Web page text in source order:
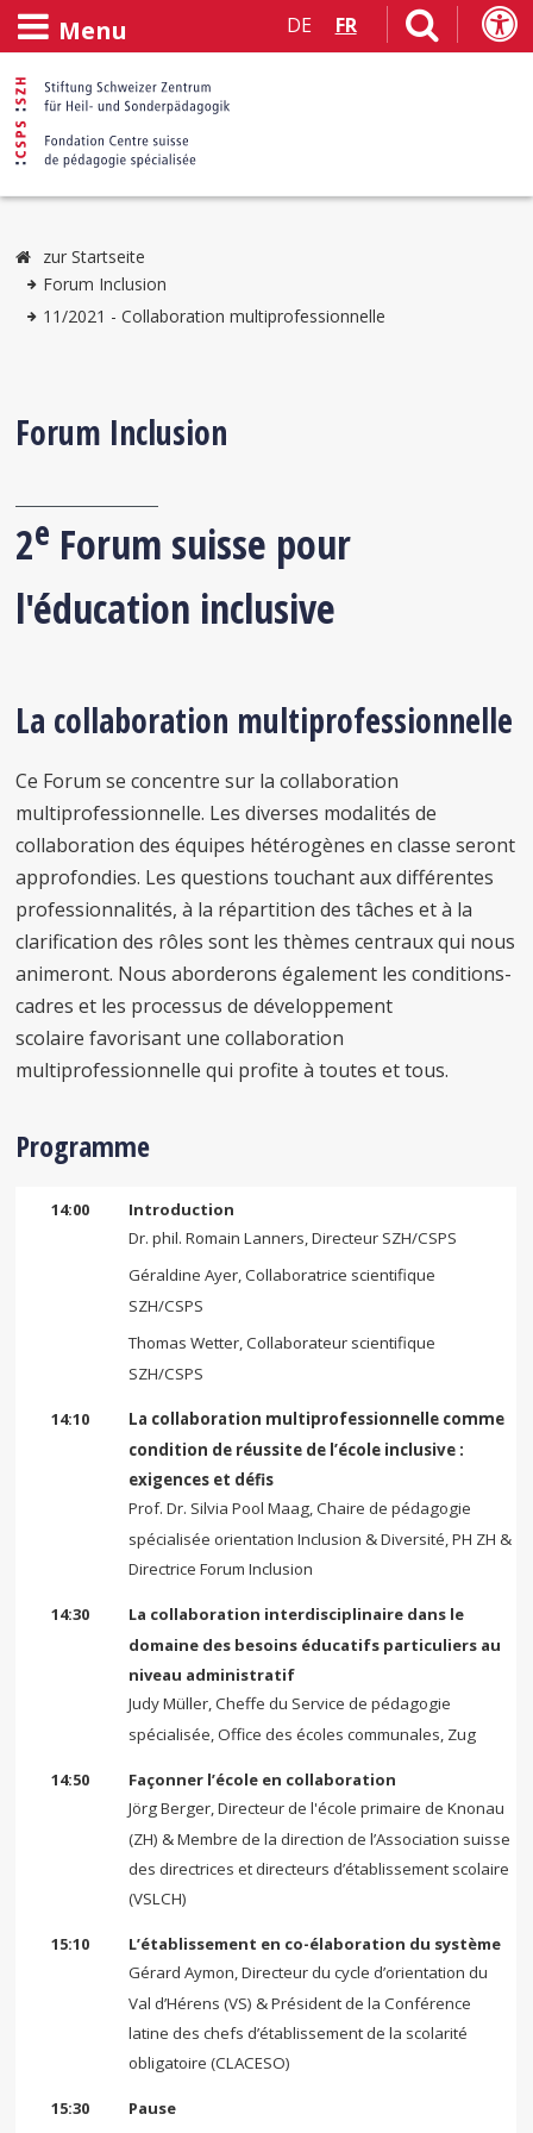
Menu DE FR
zur Startseite
Forum Inclusion
11/2021 - Collaboration multiprofessionnelle
Forum Inclusion
2e Forum suisse pour
l'éducation inclusive
La collaboration multiprofessionnelle
Ce Forum se concentre sur la collaboration
multiprofessionnelle. Les diverses modalités de
collaboration des équipes hétérogènes en classe seront
approfondies. Les questions touchant aux différentes
professionnalités, à la répartition des tâches et à la
clarification des rôles sont les thèmes centraux qui nous
animeront. Nous aborderons également les conditions-
cadres et les processus de développement
scolairefavorisant une collaboration
multiprofessionnelle qui profite à toutes et tous.
Programme
14:00
Introduction
Dr. phil. Romain Lanners, Directeur SZH/CSPS
Géraldine Ayer, Collaboratrice scientifique
SZH/CSPS
Thomas Wetter, Collaborateur scientifique
SZH/CSPS
14:10
La collaboration multiprofessionnelle comme
condition de réussite de l’école inclusive :
exigences et défis
Prof. Dr. Silvia Pool Maag, Chaire de pédagogie
spécialisée orientation Inclusion & Diversité, PH ZH &
Directrice Forum Inclusion
14:30
La collaboration interdisciplinaire dans le
domaine des besoins éducatifs particuliers au
niveau administratif
Judy Müller, Cheffe du Service de pédagogie
spécialisée, Office des écoles communales, Zug
14:50
Façonner l’école en collaboration
Jörg Berger, Directeur de l'école primaire de Knonau
(ZH) & Membre de la direction de l’Association suisse
des directrices et directeurs d’établissement scolaire
(VSLCH)
15:10
L’établissement en co-élaboration du système
Gérard Aymon, Directeur du cycle d’orientation du
Val d’Hérens (VS) & Président de la Conférence
latine des chefs d’établissement de la scolarité
obligatoire (CLACESO)
15:30 Pause